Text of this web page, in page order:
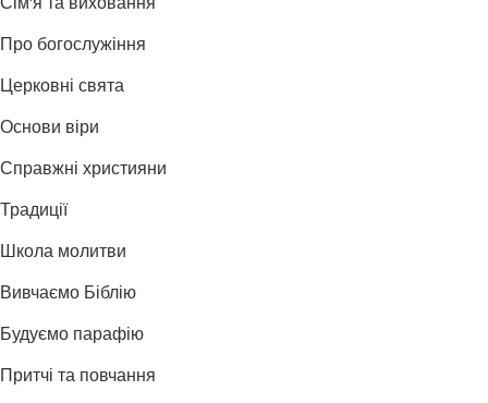
Про богослужіння
Церковні свята
Основи віри
Справжні християни
Традиції
Школа молитви
Вивчаємо Біблію
Будуємо парафію
Притчі та повчання